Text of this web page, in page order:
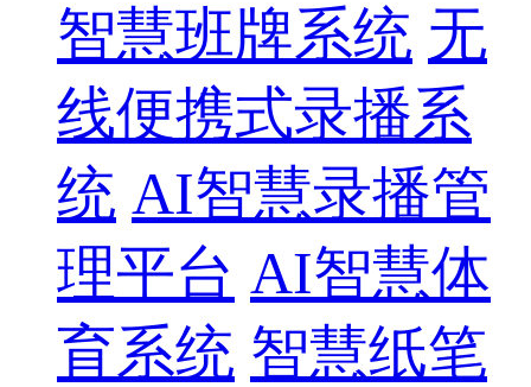
智慧班牌系统 无
线便携式录播系
统 AI智慧录播管
理平台 AI智慧体
育系统 智慧纸笔